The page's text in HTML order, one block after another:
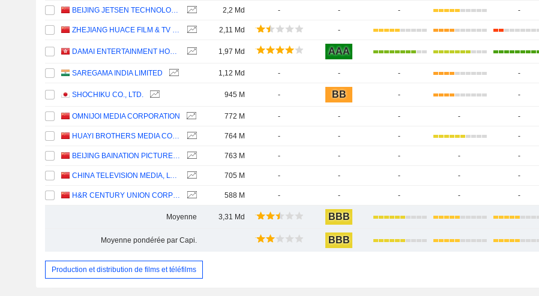
BEIJING JETSEN TECHNOLOGY CO., LTD 2,2 Md - - - -
ZHEJIANG HUACE FILM & TV CO., LTD. 2,11 Md -
DAMAI ENTERTAINMENT HOLDINGS LIMITED 1,97 Md AAA
SAREGAMA INDIA LIMITED 1,12 Md - - - -
SHOCHIKU CO., LTD. 945 M - BB - -
OMNIJOI MEDIA CORPORATION 772 M - - - - -
HUAYI BROTHERS MEDIA CORPORATION 764 M - - - -
BEIJING BAINATION PICTURES CO.,LTD. 763 M - - - - -
CHINA TELEVISION MEDIA, LTD. 705 M - - - - -
H&R CENTURY UNION CORPORATION 588 M - - - - -
Moyenne 3,31 Md BBB
Moyenne pondérée par Capi. BBB
Production et distribution de films et téléfilms